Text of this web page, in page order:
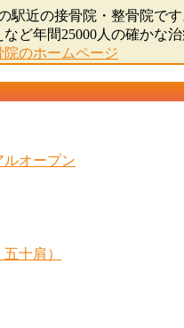
駅近の接骨院・整骨院
ど年間25000人の確か
オープン
十肩）